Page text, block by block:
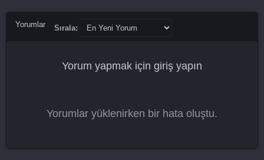
Yorumlar Sırala:
Yorum yapmak için giriş yapın
Yorumlar yüklenirken bir hata oluştu.